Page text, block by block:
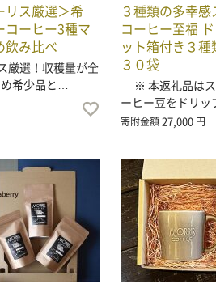
リス厳選＞希
コーヒー3種マ
飲み比べ
厳選！収穫量が全
希少品と…
３種類の多幸
コーヒー至福
ット箱付き３
３０袋
※ 本返礼品はス
ーヒー豆をドリ
寄附金額27,000 円